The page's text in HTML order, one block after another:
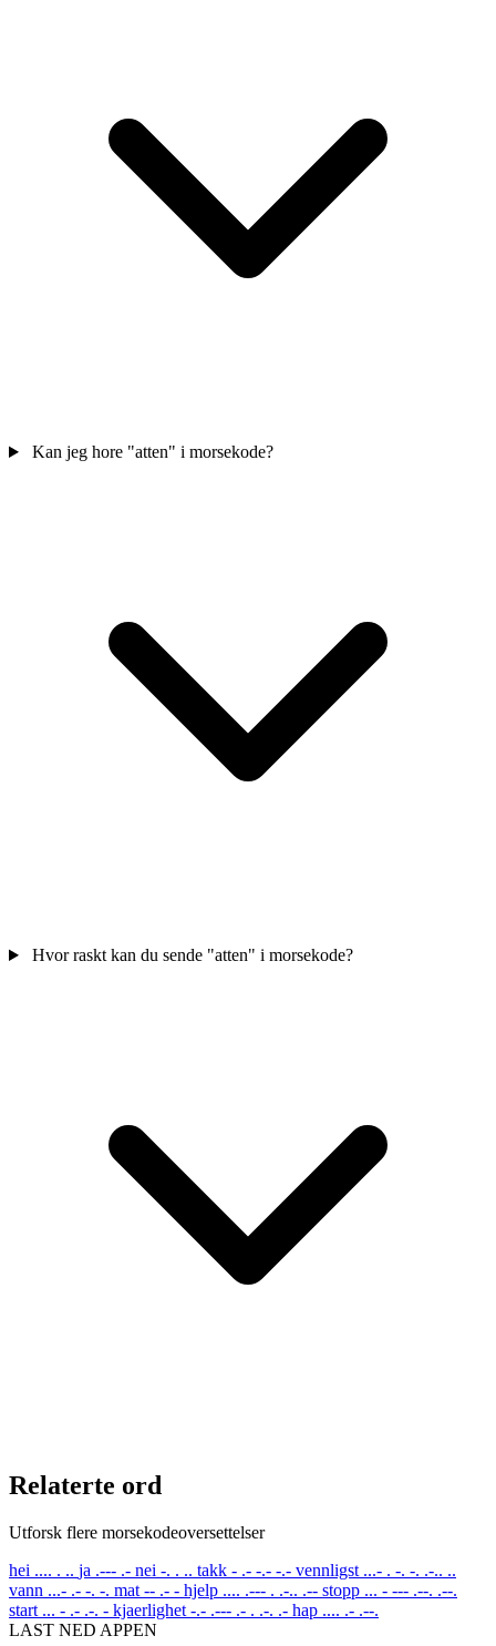
Kan jeg hore "atten" i morsekode?
Hvor raskt kan du sende "atten" i morsekode?
Relaterte ord
Utforsk flere morsekodeoversettelser
hei .... . .. ja .--- .- nei -. . .. takk - .- -.- -.- vennligst ...- . -. -. .-.. ..
vann ...- .- -. -. mat -- .- - hjelp .... .--- . .-.. .-- stopp ... - --- .--. .--.
start ... - .- .-. - kjaerlighet -.- .--- .- . .-. .- hap .... .- .--.
LAST NED APPEN